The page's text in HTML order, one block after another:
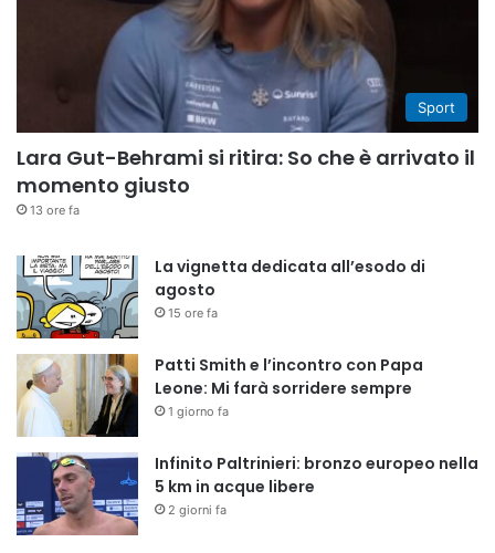
Sport
Lara Gut-Behrami si ritira: So che è arrivato il
momento giusto
13 ore fa
La vignetta dedicata all’esodo di
agosto
15 ore fa
Patti Smith e l’incontro con Papa
Leone: Mi farà sorridere sempre
1 giorno fa
Infinito Paltrinieri: bronzo europeo nella
5 km in acque libere
2 giorni fa